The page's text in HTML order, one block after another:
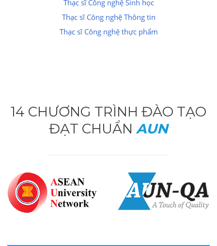
Thạc sĩ Công nghệ Sinh học
Thạc sĩ Công nghệ Thông tin
Thạc sĩ Công nghệ thực phẩm
14 CHƯƠNG TRÌNH ĐÀO TẠO
ĐẠT CHUẨN AUN